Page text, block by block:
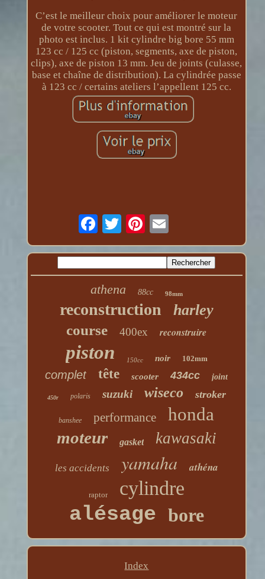
C’est le meilleur choix pour améliorer le moteur
de votre scooter. Tout ce qui est montré sur la
photo est inclus. 1 kit cylindre big bore 55 mm
123 cc / 125 cc (piston, segments, axe de piston,
clips), axe de piston 13 mm. Jeu de joints (culasse,
base et chaîne de distribution). La cylindrée passe
à 123 cc / certains ateliers l’appellent 125 cc.
athena 88cc 98mm
reconstruction harley
course 400ex reconstruire
piston 150cc noir 102mm
complet tête scooter 434cc joint
450r polaris suzuki wiseco stroker
banshee performance honda
moteur gasket kawasaki
les accidents yamaha athéna
raptor cylindre
alésage bore
Index